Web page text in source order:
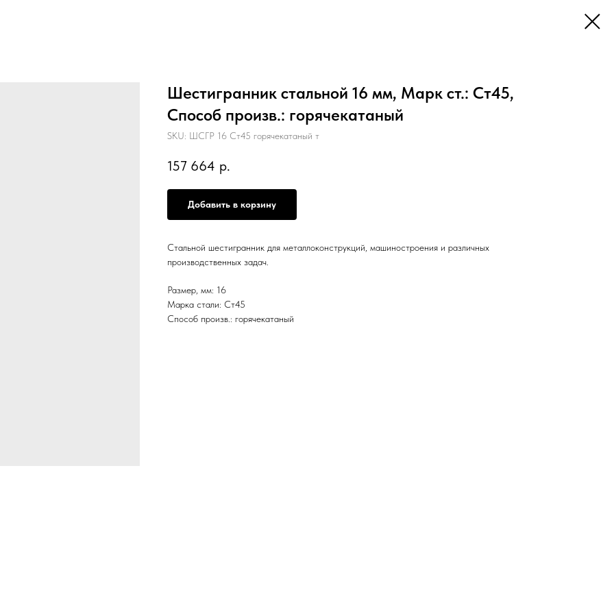
Шестигранник стальной 16 мм, Марк ст.: Ст45,
Способ произв.: горячекатаный
SKU: ШСГР 16 Ст45 горячекатаный т
157 664 р.
Добавить в корзину
Стальной шестигранник для металлоконструкций, машиностроения и различных
производственных задач.
Размер, мм: 16
Марка стали: Ст45
Способ произв.: горячекатаный